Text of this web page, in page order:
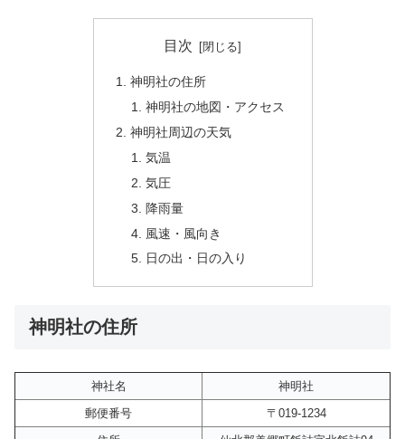
目次
神明社の住所
神明社の地図・アクセス
神明社周辺の天気
気温
気圧
降雨量
風速・風向き
日の出・日の入り
神明社の住所
神社名
神明社
郵便番号
〒019-1234